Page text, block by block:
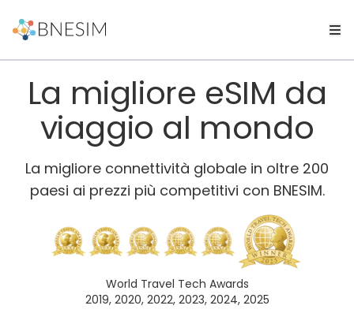
La migliore eSIM da
viaggio al mondo
La migliore connettività globale in oltre 200
paesi ai prezzi più competitivi con BNESIM.
World Travel Tech Awards
2019, 2020, 2022, 2023, 2024, 2025